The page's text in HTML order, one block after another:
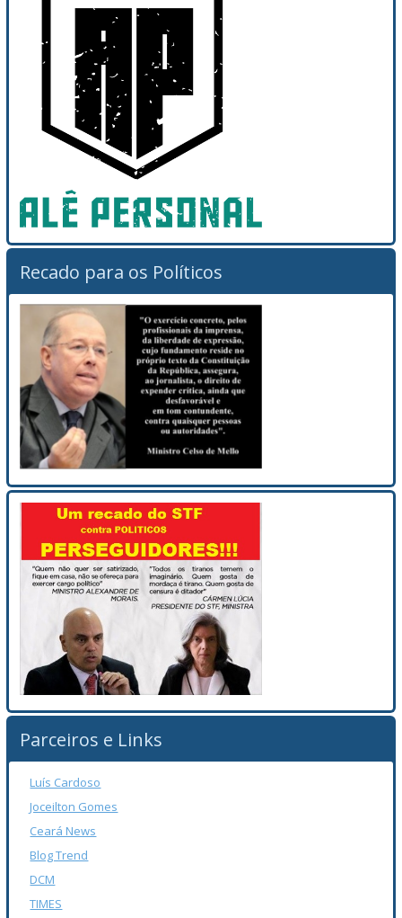
Recado para os Políticos
Parceiros e Links
Luís Cardoso
Joceilton Gomes
Ceará News
Blog Trend
DCM
TIMES